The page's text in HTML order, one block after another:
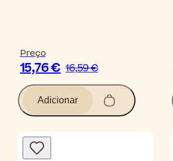
Preço
15,76 € 16,59 €
Adicionar